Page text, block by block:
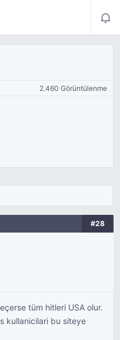
2.460 Görüntülenme
#28
tüm hitleri USA olur.
kullanicilari bu siteye